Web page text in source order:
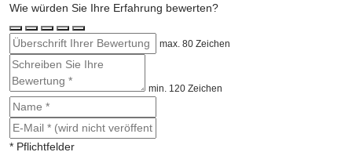
Wie würden Sie Ihre Erfahrung bewerten?
max. 80 Zeichen
min. 120 Zeichen
* Pflichtfelder